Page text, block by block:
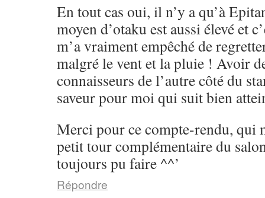
En tout cas oui, il n’y a qu’à
moyen d’otaku est aussi élevé et
m’a vraiment empêché de
malgré le vent et la pluie ! Avoir
connaisseurs de l’autre côté du
saveur pour moi qui suit bien
Merci pour ce compte-rendu, qui
petit tour complémentaire du
toujours pu faire ^^’
Répondre